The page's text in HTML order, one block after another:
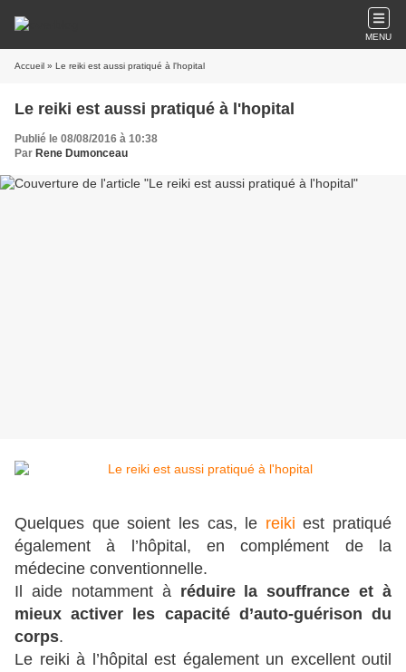
MENU
Accueil » Le reiki est aussi pratiqué à l'hopital
Le reiki est aussi pratiqué à l'hopital
Publié le 08/08/2016 à 10:38
Par Rene Dumonceau
Quelques que soient les cas, le reiki est pratiqué
également à l’hôpital, en complément de la
médecine conventionnelle.
Il aide notamment à réduire la souffrance et à
mieux activer les capacité d’auto-guérison du
corps.
Le reiki à l’hôpital est également un excellent outil